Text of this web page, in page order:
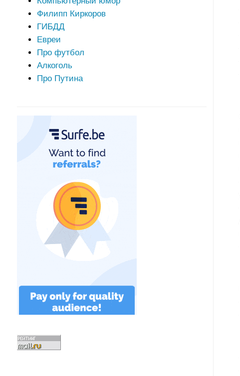
Филипп Киркоров
ГИБДД
Евреи
Про футбол
Алкоголь
Про Путина